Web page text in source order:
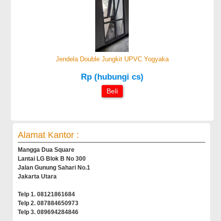
Jendela Double Jungkit UPVC Yogyaka
Rp (hubungi cs)
Beli
Alamat Kantor :
Mangga Dua Square
Lantai LG Blok B No 300
Jalan Gunung Sahari No.1
Jakarta Utara
Telp 1. 08121861684
Telp 2. 087884650973
Telp 3. 089694284846